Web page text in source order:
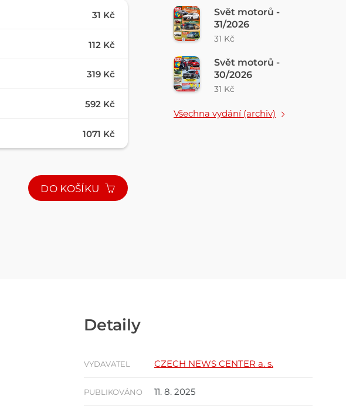
31 Kč
112 Kč
319 Kč
592 Kč
1071 Kč
DO KOŠÍKU
Svět motorů -
31/2026
31 Kč
Svět motorů -
30/2026
31 Kč
Všechna vydání (archiv)
Detaily
VYDAVATEL CZECH NEWS CENTER a. s.
PUBLIKOVÁNO 11. 8. 2025